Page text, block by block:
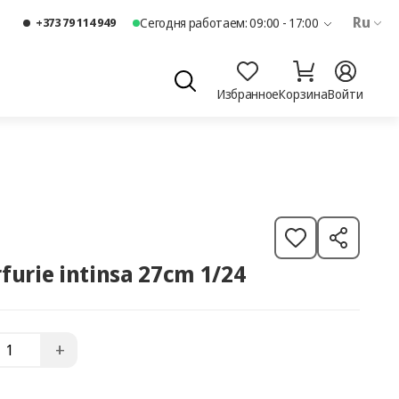
+373 79 114 949 Сегодня работаем: 09:00 - 17:00 Ru
ИзбранноеКорзинаВойти
intinsa 27cm 1/24
+